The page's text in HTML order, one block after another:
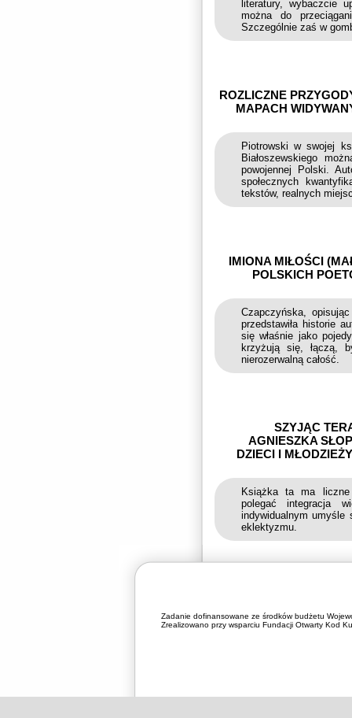
literatury, wybaczcie
można do
Szczególnie zaś w
ROZLICZNE
MAPACH
Piotrowski w swojej
Białoszewskiego
powojennej Polski.
społecznych
tekstów, realnych
IMIONA MIŁOŚCI
POLSKICH
Czapczyńska,
przedstawiła historie
się właśnie jako
krzyżują się, łączą,
nierozerwalną całość.
SZYJĄC
AGNIESZKA
DZIECI I
Książka ta ma
polegać integracja
indywidualnym
eklektyzmu.
Zadanie dofinansowane ze środków budżetu
Zrealizowano przy wsparciu Fundacji Otwarty Kod